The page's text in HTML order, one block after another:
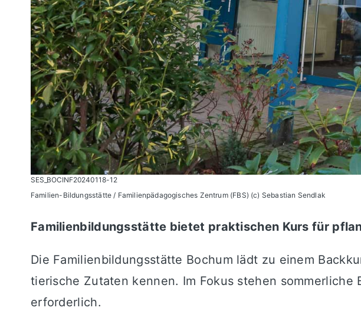
SES_BOCINF20240118-12
Familien-Bildungsstätte / Familienpädagogisches Zentrum (FBS) (c) Sebastian Sendlak
Familienbildungsstätte bietet praktischen Kurs für
Die Familienbildungsstätte Bochum lädt zu einem
tierische Zutaten kennen. Im Fokus stehen
erforderlich.